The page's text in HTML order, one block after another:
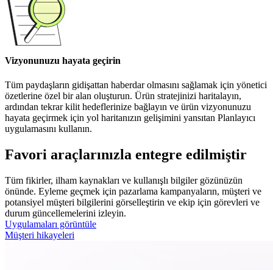
Vizyonunuzu hayata geçirin
Tüm paydaşların gidişattan haberdar olmasını sağlamak için yönetici
özetlerine özel bir alan oluşturun. Ürün stratejinizi haritalayın,
ardından tekrar kilit hedeflerinize bağlayın ve ürün vizyonunuzu
hayata geçirmek için yol haritanızın gelişimini yansıtan Planlayıcı
uygulamasını kullanın.
Favori araçlarınızla entegre edilmiştir
Tüm fikirler, ilham kaynakları ve kullanışlı bilgiler gözünüzün
önünde. Eyleme geçmek için pazarlama kampanyaların, müşteri ve
potansiyel müşteri bilgilerini görselleştirin ve ekip için görevleri ve
durum güncellemelerini izleyin.
Uygulamaları görüntüle
Müşteri hikayeleri